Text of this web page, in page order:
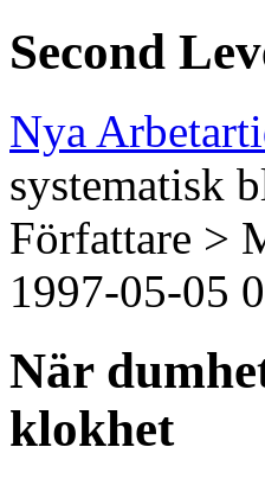
Second
Nya
systematisk
Författare >
1997-05-05
När
klokhet